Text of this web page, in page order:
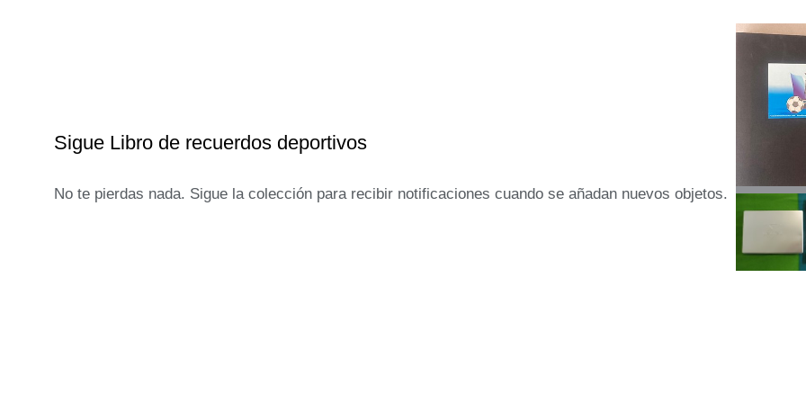
Sigue Libro de recuerdos deportivos
No te pierdas nada. Sigue la colección para recibir notificaciones cuando se añadan nuevos objetos.